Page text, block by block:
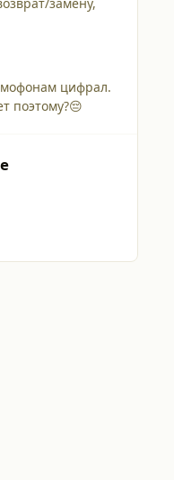
цифрал.
поэтому?😔